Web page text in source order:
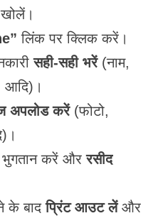
लिंक पर क्लिक करें।
सही-सही भरें(नाम,
आदि)।
अपलोड करें(फोटो,
करें औररसीद
के बादप्रिंट आउट लेंऔर